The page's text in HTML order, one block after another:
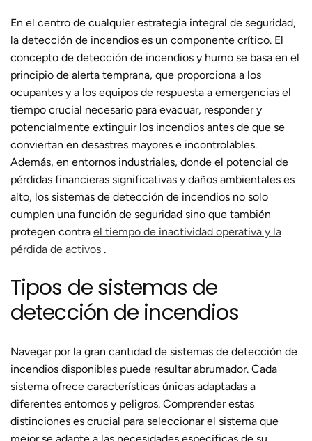
En el centro de cualquier estrategia integral de seguridad,
la detección de incendios es un componente crítico. El
concepto de detección de incendios y humo se basa en el
principio de alerta temprana, que proporciona a los
ocupantes y a los equipos de respuesta a emergencias el
tiempo crucial necesario para evacuar, responder y
potencialmente extinguir los incendios antes de que se
conviertan en desastres mayores e incontrolables.
Además, en entornos industriales, donde el potencial de
pérdidas financieras significativas y daños ambientales es
alto, los sistemas de detección de incendios no solo
cumplen una función de seguridad sino que también
protegen contra el tiempo de inactividad operativa y la
pérdida de activos .
Tipos de sistemas de
detección de incendios
Navegar por la gran cantidad de sistemas de detección de
incendios disponibles puede resultar abrumador. Cada
sistema ofrece características únicas adaptadas a
diferentes entornos y peligros. Comprender estas
distinciones es crucial para seleccionar el sistema que